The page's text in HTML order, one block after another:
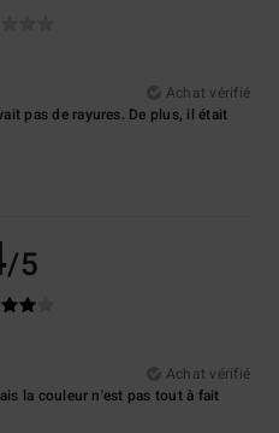
Achat vérifié
pas de rayures. De plus, il était
/5
Achat vérifié
la couleur n'est pas tout à fait